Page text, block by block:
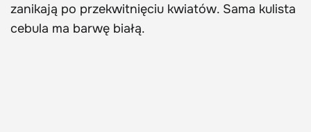
zanikają po przekwitnięciu kwiatów. Sama kulista
cebula ma barwę białą.